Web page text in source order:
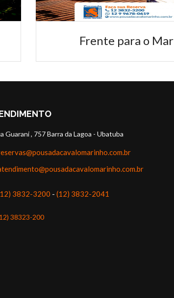
Frente para o Mar
Guarani , 757 Barra da Lagoa - Ubatuba
3832-3200 - (12) 3832-2041
38323-200